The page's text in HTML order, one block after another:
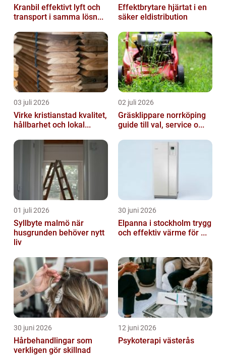
Kranbil effektivt lyft och
transport i samma lösn...
Effektbrytare hjärtat i en
säker eldistribution
03 juli 2026
Virke kristianstad kvalitet,
hållbarhet och lokal...
02 juli 2026
Gräsklippare norrköping
guide till val, service o...
01 juli 2026
Syllbyte malmö när
husgrunden behöver nytt
liv
30 juni 2026
Elpanna i stockholm trygg
och effektiv värme för ...
30 juni 2026
Hårbehandlingar som
verkligen gör skillnad
12 juni 2026
Psykoterapi västerås